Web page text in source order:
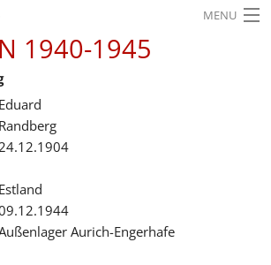
MENU
1940-1945
Eduard
Randberg
24.12.1904
Estland
Aurich-Engerhafe